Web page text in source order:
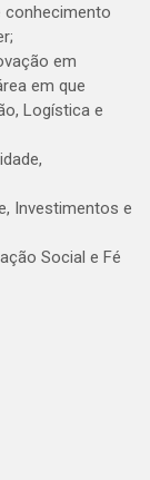
conhecimento
em
em que
Logística e
Investimentos e
Social e Fé